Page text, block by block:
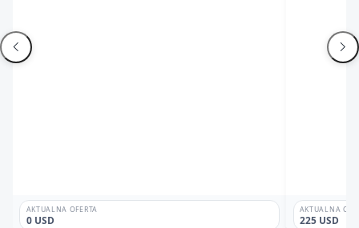
AKTUALNA OFERTA
0 USD
AKTUALNA
225 USD